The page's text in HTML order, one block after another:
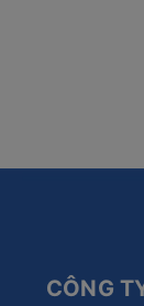
CÔNG